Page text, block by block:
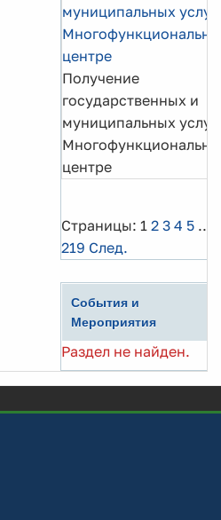
муниципальных услуг
центре
Получение
государственных и
муниципальных услуг
центре
Страницы: 1 2 3 4 5 ...
219 След.
События и
Мероприятия
Раздел не найден.